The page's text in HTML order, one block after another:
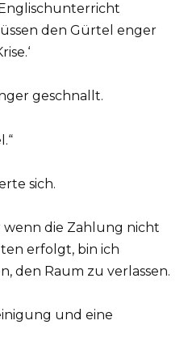
den Gürtel enger
geschnallt.
sich.
wenn die Zahlung nicht
erfolgt, bin ich
den Raum zu verlassen.
und eine